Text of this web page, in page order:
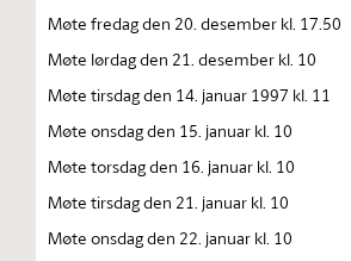
Møte fredag den 20. desember kl. 17.50
Møte lørdag den 21. desember kl. 10
Møte tirsdag den 14. januar 1997 kl. 11
Møte onsdag den 15. januar kl. 10
Møte torsdag den 16. januar kl. 10
Møte tirsdag den 21. januar kl. 10
Møte onsdag den 22. januar kl. 10